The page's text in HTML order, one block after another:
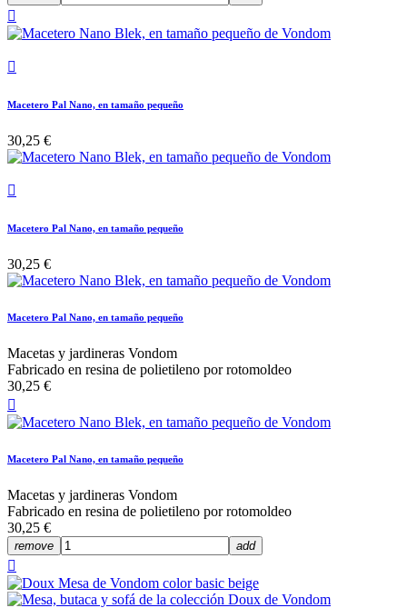


Macetero Pal Nano, en tamaño pequeño
30,25 €

Macetero Pal Nano, en tamaño pequeño
30,25 €
Macetero Pal Nano, en tamaño pequeño
Macetas y jardineras Vondom
Fabricado en resina de polietileno por rotomoldeo
30,25 €

Macetero Pal Nano, en tamaño pequeño
Macetas y jardineras Vondom
Fabricado en resina de polietileno por rotomoldeo
30,25 €
remove add
